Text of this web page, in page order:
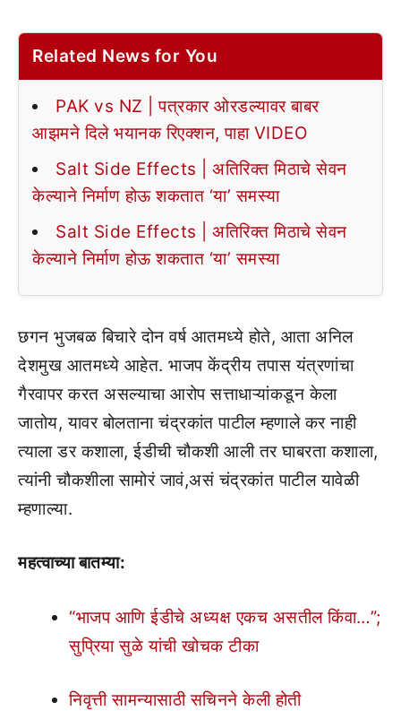
Related News for You
PAK vs NZ | पत्रकार ओरडल्यावर बाबर
आझमने दिले भयानक रिएक्शन, पाहा VIDEO
Salt Side Effects | अतिरिक्त मिठाचे सेवन
केल्याने निर्माण होऊ शकतात ‘या’ समस्या
Salt Side Effects | अतिरिक्त मिठाचे सेवन
केल्याने निर्माण होऊ शकतात ‘या’ समस्या
छगन भुजबळ बिचारे दोन वर्ष आतमध्ये होते, आता अनिल
देशमुख आतमध्ये आहेत. भाजप केंद्रीय तपास यंत्रणांचा
गैरवापर करत असल्याचा आरोप सत्ताधाऱ्यांकडून केला
जातोय, यावर बोलताना चंद्रकांत पाटील म्हणाले कर नाही
त्याला डर कशाला, ईडीची चौकशी आली तर घाबरता कशाला,
त्यांनी चौकशीला सामोरं जावं,असं चंद्रकांत पाटील यावेळी
म्हणाल्या.
महत्वाच्या बातम्या:
“भाजप आणि ईडीचे अध्यक्ष एकच असतील किंवा…”;
सुप्रिया सुळे यांची खोचक टीका
निवृत्ती सामन्यासाठी सचिनने केली होती